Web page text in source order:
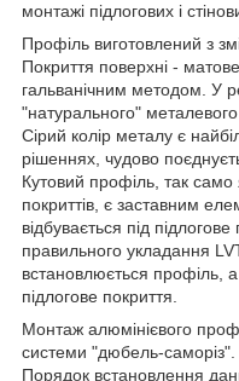
монтажі підлогових і
Профіль виготовлений з
Покриття поверхні -
гальванічним методом. У
"натурального"
Сірий колір металу є
рішеннях, чудово
Кутовий профіль, так само
покриттів, є заставним
відбувається під
правильного укладання
встановлюється профіль, а
підлогове покриття.
Монтаж алюмінієвого
системи "дюбель-саморіз".
Порядок встановлення